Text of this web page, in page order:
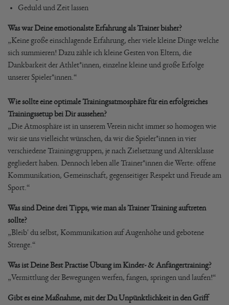
Geduld und Zeit lassen
Was war Deine emotionalste Erfahrung als Trainer bisher?
„Keine große einschlagende Erfahrung, eher viele kleine Dinge welche
sich summieren! Dazu zähle ich kleine Gesten von Eltern, die
Dankbarkeit der Athlet*innen, einzelne kleine und große Erfolge
unserer Spieler*innen.“
Wie sollte eine optimale Trainingsatmosphäre für ein erfolgreiches
Trainingssetup bei Dir aussehen?
„Die Atmosphäre ist in unserem Verein nicht immer so homogen wie
wir sie uns vielleicht wünschen, da wir die Spieler*innen in vier
verschiedene Trainingsgruppen, je nach Zielsetzung und Altersklasse
gegliedert haben. Dennoch leben alle Trainer*innen die Werte: offene
Kommunikation, Gemeinschaft, gegenseitiger Respekt und Freude am
Sport.“
Was sind Deine drei Tipps, wie man als Trainer Training auftreten
sollte?
„Bleib' du selbst, Kommunikation auf Augenhöhe und gebotene
Strenge.“
Was ist Deine Best Practise Übung im Kinder- & Anfängertraining?
„Vermittlung der Bewegungen werfen, fangen, springen und laufen!“
Gibt es eine Maßnahme, mit der Du Unpünktlichkeit in den Griff